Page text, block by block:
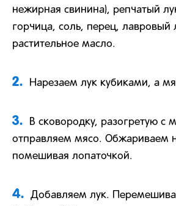
нежирная свинина), репчатый
горчица, соль, перец, лавровый
растительное масло.
2. Нарезаем лук кубиками, а
3.
В сковородку, разогретую с
отправляем мясо. Обжариваем
помешивая лопаточкой.
4.
Добавляем лук.